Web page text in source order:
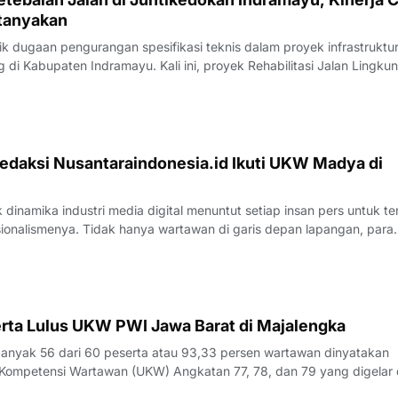
dugaan pengurangan spesifikasi teknis dalam proyek
di Kabupaten Indramayu. Kali ini, proyek Rehabilitasi Jalan
Kecamatan Juntinyuat, berada di bawah sorotan tajam lantaran
Nusantaraindonesia.id Ikuti UKW Madya di
dinamika industri media digital menuntut setiap insan pers untuk
Tidak hanya wartawan di garis depan lapangan, para
merasa perlu kembali bercermin dan menguji kapasitas diri demi
Lulus UKW PWI Jawa Barat di Majalengka
56 dari 60 peserta atau 93,33 persen wartawan dinyatakan
Wartawan (UKW) Angkatan 77, 78, dan 79 yang digelar
Juli 2026.Penguji UKW, Rita, menyampaikan hasil evaluasi akhir